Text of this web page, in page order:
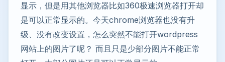
显示，但是用其他浏览器比如360极速浏览器打开却
是可以正常显示的。今天chrome浏览器也没有升
级、没有改变设置，怎么突然不能打开wordpress
网站上的图片了呢？ 而且只是少部分图片不能正常